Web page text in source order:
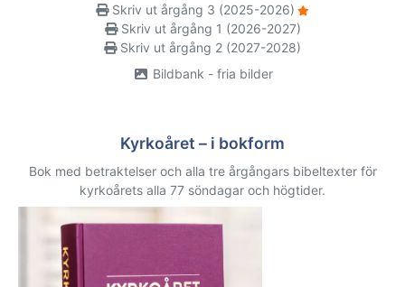
Skriv ut årgång 3 (2025-2026)
Skriv ut årgång 1 (2026-2027)
Skriv ut årgång 2 (2027-2028)
Bildbank - fria bilder
Kyrkoåret – i bokform
Bok med betraktelser och alla tre årgångars bibeltexter för
kyrkoårets alla 77 söndagar och högtider.